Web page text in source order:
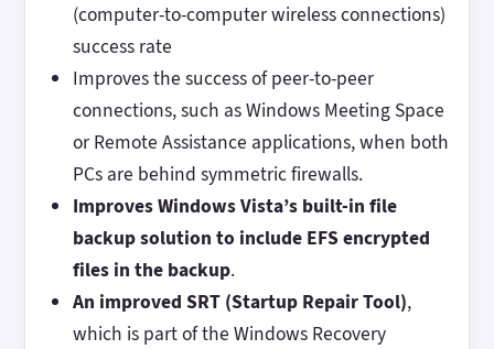
(computer-to-computer wireless connections)
success rate
Improves the success of peer-to-peer
connections, such as Windows Meeting Space
or Remote Assistance applications, when both
PCs are behind symmetric firewalls.
Improves Windows Vista’s built-in file
backup solution to include EFS encrypted
files in the backup.
An improved SRT (Startup Repair Tool),
which is part of the Windows Recovery